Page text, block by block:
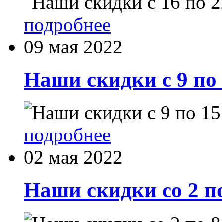
подробнее
09 мая 2022
Наши скидки с 9 по
подробнее
02 мая 2022
Наши скидки со 2